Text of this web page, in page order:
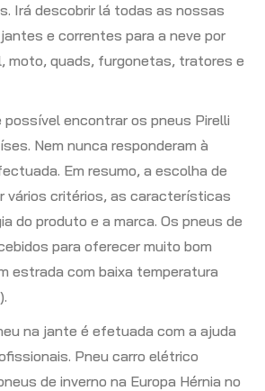
Irá descobrir lá todas as nossas
e correntes para a neve por
moto, quads, furgonetas, tratores e
encontrar os pneus Pirelli
Nem nunca responderam à
Em resumo, a escolha de
vários critérios, as características
do produto e a marca. Os pneus de
para oferecer muito bom
estrada com baixa temperatura
na jante é efetuada com a ajuda
Pneu carro elétrico
de inverno na Europa Hérnia no